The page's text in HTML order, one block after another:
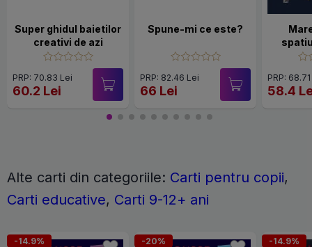
Super ghidul baietilor
creativi de azi
PRP: 70.83 Lei
60.2 Lei
Spune-mi ce este?
PRP: 82.46 Lei
66 Lei
PRP:
58.4
Alte carti din categoriile: Carti pentru copii,
Carti educative, Carti 9-12+ ani
-14.9% -20% -14.9%